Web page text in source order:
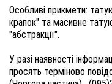
Особливі прикмети:
крапок" та масивне
"абстракції".
У разі наявності
просять терміново